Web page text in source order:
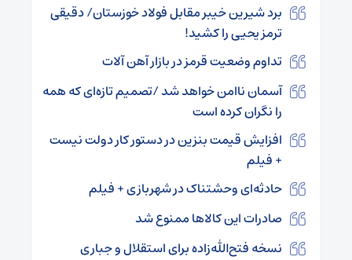
برد شیرین خیبر مقابل فولاد خوزستان/ دقیقی
ترمز یحیی را کشید!
تداوم وضعیت قرمز در بازار آهن‌ آلات
آسمان ناامن خواهد شد /تصمیم تازه‌ای که همه
را نگران کرده است
افزایش قیمت بنزین در دستور کار دولت نیست
+ فیلم
حادثه‌ای وحشتناک در شهربازی + فیلم
صادرات این کالاها ممنوع شد
نسخه فتح‌الله‌زاده برای استقلال و جباری